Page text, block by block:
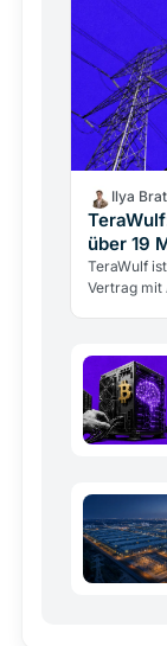
Ilya
über 19
TeraWulf
Vertrag mit